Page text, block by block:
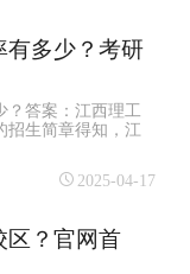
有多少？考研
？答案：江西理工
招生简章得知，江
2025-04-17
区？官网首